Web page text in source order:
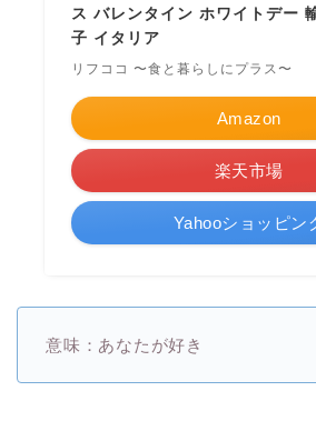
ス バレンタイン ホワイトデー
子 イタリア
リフココ 〜食と暮らしにプラス〜
Amazon
楽天市場
Yahooショッピン
意味：あなたが好き